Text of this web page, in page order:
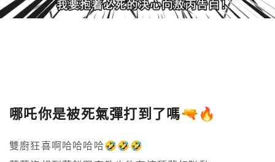
哪吒你是被死氣彈打到了嗎🔫🔥
雙廚狂喜啊哈哈哈哈🤣🤣🤣